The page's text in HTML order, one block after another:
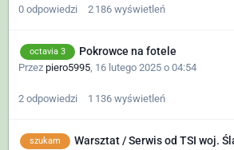
0 odpowiedzi 2 186 wyświetleń
octavia 3 Pokrowce na fotele
Przez piero5995, 16 lutego 2025 o 04:54
2 odpowiedzi 1 136 wyświetleń
szukam Warsztat / Serwis od TSI woj.